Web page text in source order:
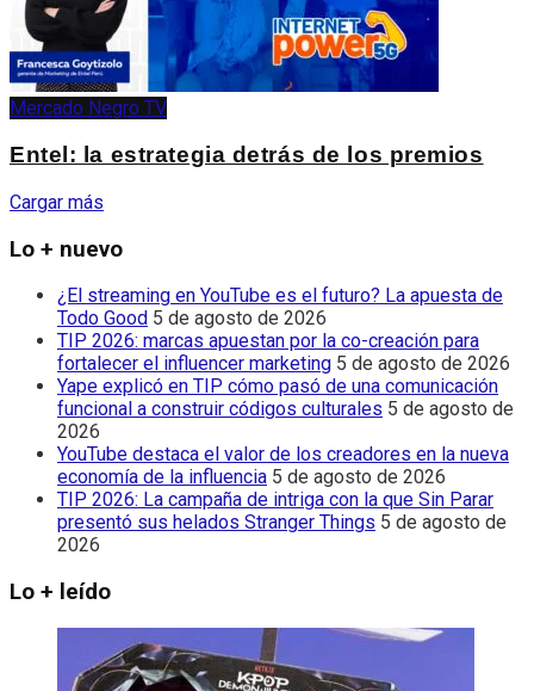
Mercado Negro TV
Entel: la estrategia detrás de los premios
Cargar más
Lo + nuevo
¿El streaming en YouTube es el futuro? La apuesta de
Todo Good 5 de agosto de 2026
TIP 2026: marcas apuestan por la co-creación para
fortalecer el influencer marketing 5 de agosto de 2026
Yape explicó en TIP cómo pasó de una comunicación
funcional a construir códigos culturales 5 de agosto de
2026
YouTube destaca el valor de los creadores en la nueva
economía de la influencia 5 de agosto de 2026
TIP 2026: La campaña de intriga con la que Sin Parar
presentó sus helados Stranger Things 5 de agosto de
2026
Lo + leído